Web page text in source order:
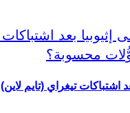
اشتباكات تيغراي (تايم لاين)